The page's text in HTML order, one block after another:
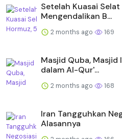
Setelah Kuasai
Mengendalikan B...
2 months ago 169
Masjid Quba,
dalam Al-Qur'...
2 months ago 168
Iran Tangguhkan
Alasannya